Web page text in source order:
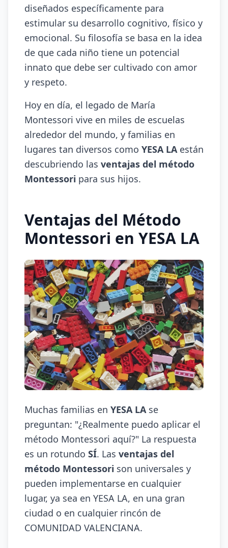
diseñados específicamente para
estimular su desarrollo cognitivo, físico y
emocional. Su filosofía se basa en la idea
de que cada niño tiene un potencial
innato que debe ser cultivado con amor
y respeto.
Hoy en día, el legado de María
Montessori vive en miles de escuelas
alrededor del mundo, y familias en
lugares tan diversos como YESA LAestán
descubriendo las ventajas del método
Montessori para sus hijos.
Ventajas del Método
Montessori en YESA LA
Muchas familias en YESA LAse
preguntan: "¿Realmente puedo aplicar el
método Montessori aquí?" La respuesta
es un rotundo SÍ. Las ventajas del
método Montessori son universales y
pueden implementarse en cualquier
lugar, ya sea en YESA LA, en una gran
ciudad o en cualquier rincón de
COMUNIDAD VALENCIANA.